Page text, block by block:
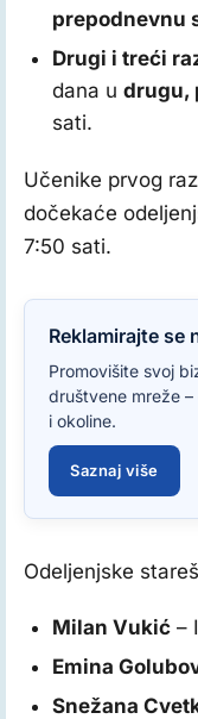
prepodnevnu
Drugi i treći
dana u drugu,
sati.
Učenike prvog
dočekaće
7:50 sati.
Reklamirajte se
Promovišite svoj
društvene mreže
i okoline.
Saznaj više
Odeljenjske
Milan Vukić–
Emina
Snežana